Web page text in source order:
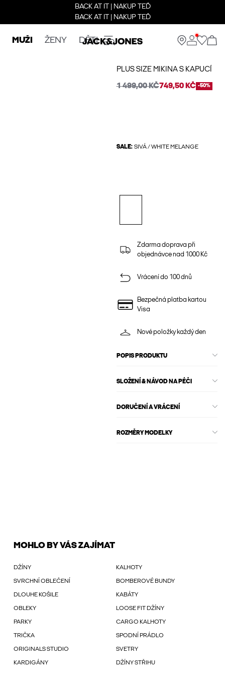
BACK AT IT | NAKUP TEĎ
BACK AT IT | NAKUP TEĎ
MUŽI ŽENY DĚTI
PLUS SIZE MIKINA S KAPUCÍ
1 499,00 KČ749,50 KČ -50%
SALE: SIVÁ / WHITE MELANGE
Zdarma doprava při
objednávce nad 1000 Kč
Vrácení do 100 dnů
Bezpečná platba kartou
Visa
Nové položky každý den
POPIS PRODUKTU
SLOŽENÍ & NÁVOD NA PÉČI
DORUČENÍ A VRÁCENÍ
ROZMĚRY MODELKY
MOHLO BY VÁS ZAJÍMAT
DŽÍNY KALHOTY
SVRCHNÍ OBLEČENÍ BOMBEROVÉ BUNDY
DLOUHE KOŠILE KABÁTY
OBLEKY LOOSE FIT DŽÍNY
PARKY CARGO KALHOTY
TRIČKA SPODNÍ PRÁDLO
ORIGINALS STUDIO SVETRY
KARDIGÁNY DŽÍNY STŘIHU